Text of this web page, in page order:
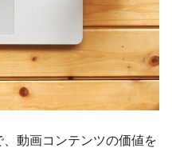
動画コンテンツの価値を